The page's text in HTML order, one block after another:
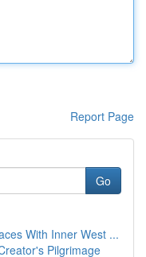
Report Page
Go
With Inner West ...
Pilgrimage